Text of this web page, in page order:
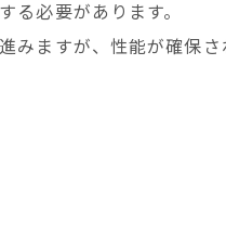
必要があります。
ますが、性能が確保さ